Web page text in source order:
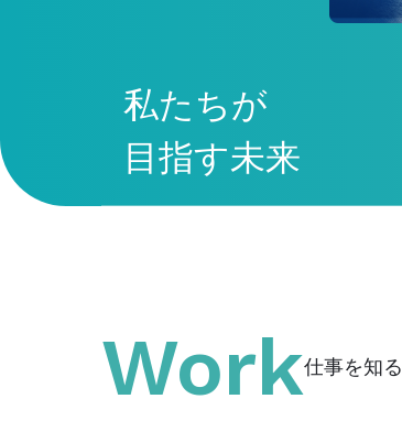
私たちが
目指す未来
Work仕事を知る